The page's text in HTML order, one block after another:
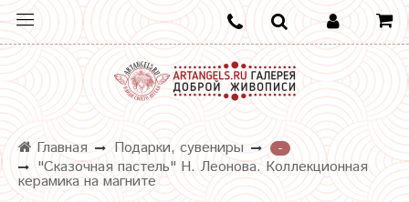
Главная Подарки, сувениры
-
"Сказочная пастель" Н. Леонова. Коллекционная
керамика на магните